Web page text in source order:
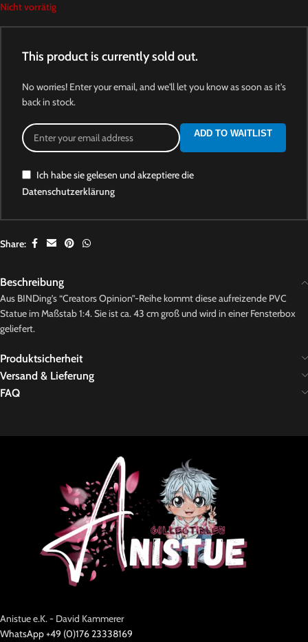
Nicht vorrätig
This product is currently sold out.
No worries! Enter your email, and we'll let you know as soon as it's
back in stock.
ADD TO WAITLIST
Ich habe sie gelesen und akzeptiere die
Datenschutzerklärung
Share:
Beschreibung
Aus BINDing’s “Creators Opinion”-Reihe kommt diese aufreizende PVC
Statue im Maßstab 1:4. Sie ist ca. 43 cm groß und wird in einer Fensterbox
geliefert.
Produktsicherheit
Versand & Lieferung
FAQ
Anistue e.K. - David Kammerer
WhatsApp +49 (0)176 23338169